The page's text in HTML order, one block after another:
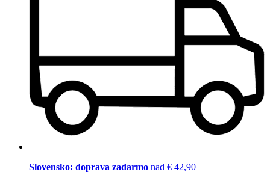
Slovensko: doprava zadarmo nad € 42,90